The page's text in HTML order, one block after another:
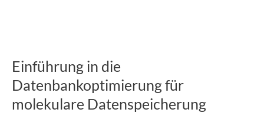
Einführung in die
Datenbankoptimierung für
molekulare Datenspeicherung